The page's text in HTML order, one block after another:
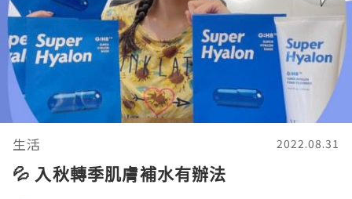
生活 2022.08.31
💦 入秋轉季肌膚補水有辦法